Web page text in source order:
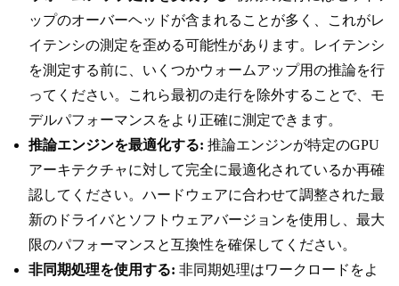
ップのオーバーヘッドが含まれることが多く、これがレ
イテンシの測定を歪める可能性があります。レイテンシ
を測定する前に、いくつかウォームアップ用の推論を行
ってください。これら最初の走行を除外することで、モ
デルパフォーマンスをより正確に測定できます。
推論エンジンを最適化する: 推論エンジンが特定のGPU
アーキテクチャに対して完全に最適化されているか再確
認してください。ハードウェアに合わせて調整された最
新のドライバとソフトウェアバージョンを使用し、最大
限のパフォーマンスと互換性を確保してください。
非同期処理を使用する: 非同期処理はワークロードをよ